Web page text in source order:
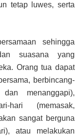
tetap luwes, serta
sehingga
suasana yang
Orang tua dapat
berbincang-
menanggapi),
hari (memasak,
sangat berguna
atau melakukan